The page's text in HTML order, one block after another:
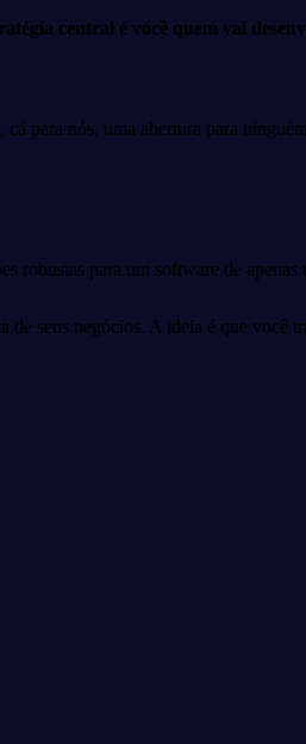
central é você quem vai
para nós, uma abertura para
robustas para um software de apenas
de seus negócios. A ideia é que você